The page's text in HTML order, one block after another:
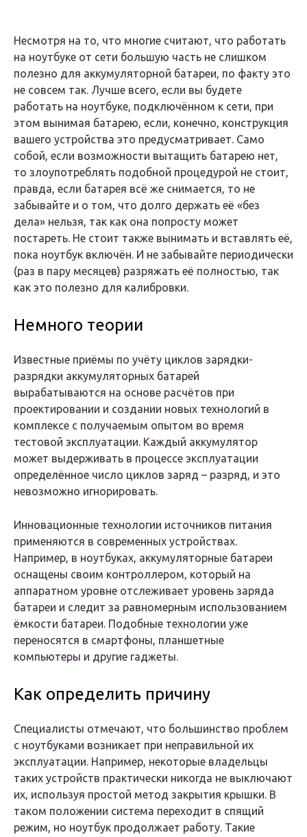
Несмотря на то, что многие считают, что работать
на ноутбуке от сети большую часть не слишком
полезно для аккумуляторной батареи, по факту это
не совсем так. Лучше всего, если вы будете
работать на ноутбуке, подключённом к сети, при
этом вынимая батарею, если, конечно, конструкция
вашего устройства это предусматривает. Само
собой, если возможности вытащить батарею нет,
то злоупотреблять подобной процедурой не стоит,
правда, если батарея всё же снимается, то не
забывайте и о том, что долго держать её «без
дела» нельзя, так как она попросту может
постареть. Не стоит также вынимать и вставлять её,
пока ноутбук включён. И не забывайте периодически
(раз в пару месяцев) разряжать её полностью, так
как это полезно для калибровки.
Немного теории
Известные приёмы по учёту циклов зарядки-
разрядки аккумуляторных батарей
вырабатываются на основе расчётов при
проектировании и создании новых технологий в
комплексе с получаемым опытом во время
тестовой эксплуатации. Каждый аккумулятор
может выдерживать в процессе эксплуатации
определённое число циклов заряд – разряд, и это
невозможно игнорировать.
Инновационные технологии источников питания
применяются в современных устройствах.
Например, в ноутбуках, аккумуляторные батареи
оснащены своим контроллером, который на
аппаратном уровне отслеживает уровень заряда
батареи и следит за равномерным использованием
ёмкости батареи. Подобные технологии уже
переносятся в смартфоны, планшетные
компьютеры и другие гаджеты.
Как определить причину
Специалисты отмечают, что большинство проблем
с ноутбуками возникает при неправильной их
эксплуатации. Например, некоторые владельцы
таких устройств практически никогда не выключают
их, используя простой метод закрытия крышки. В
таком положении система переходит в спящий
режим, но ноутбук продолжает работу. Такие